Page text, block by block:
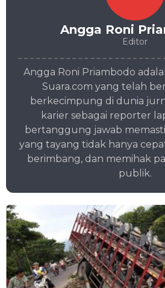
Angga Roni
Editor
Angga Roni Priambodo
Suara.com yang telah
berkecimpung di dunia
karier sebagai reporter
bertanggung jawab
yang tayang tidak hanya
berimbang, dan memihak
publik.